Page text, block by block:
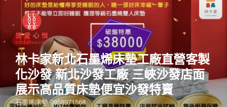
林卡家新北石墨烯床墊工廠直營客製
化沙發 新北沙發工廠 三峽沙發店面
展示高品質床墊便宜沙發特賣
石墨烯床墊 0958971568